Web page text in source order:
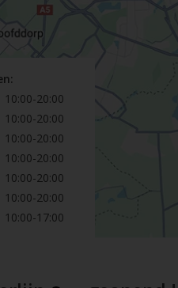
10:00-20:00
10:00-20:00
10:00-20:00
10:00-20:00
10:00-20:00
10:00-20:00
10:00-17:00